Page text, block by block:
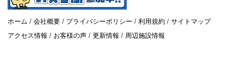
ホーム / 会社概要 / プライバシーポリシー / 利用規約 / サイトマップ
アクセス情報 / お客様の声 / 更新情報 / 周辺施設情報